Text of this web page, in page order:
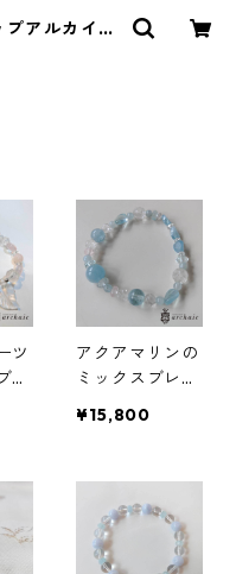
アルカイッ
ツ
レ
アクアマリンの
ミックスブレス
¥15,800